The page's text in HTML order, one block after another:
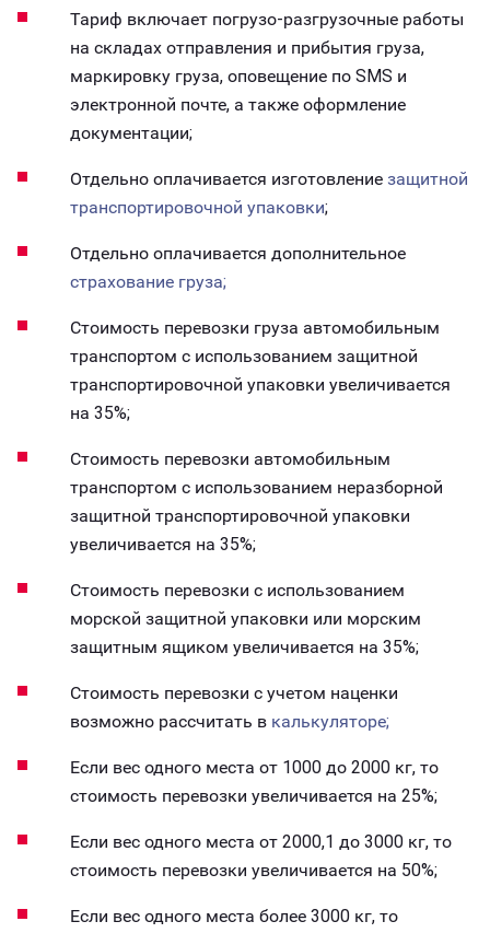
Тариф включает погрузо-разгрузочные работы
на складах отправления и прибытия груза,
маркировку груза, оповещение по SMS и
электронной почте, а также оформление
документации;
Отдельно оплачивается изготовление защитной
транспортировочной упаковки;
Отдельно оплачивается дополнительное
страхование груза;
Стоимость перевозки груза автомобильным
транспортом с использованием защитной
транспортировочной упаковки увеличивается
на 35%;
Стоимость перевозки автомобильным
транспортом с использованием неразборной
защитной транспортировочной упаковки
увеличивается на 35%;
Стоимость перевозки с использованием
морской защитной упаковки или морским
защитным ящиком увеличивается на 35%;
Стоимость перевозки с учетом наценки
возможно рассчитать в калькуляторе;
Если вес одного места от 1000 до 2000 кг, то
стоимость перевозки увеличивается на 25%;
Если вес одного места от 2000,1 до 3000 кг, то
стоимость перевозки увеличивается на 50%;
Если вес одного места более 3000 кг, то